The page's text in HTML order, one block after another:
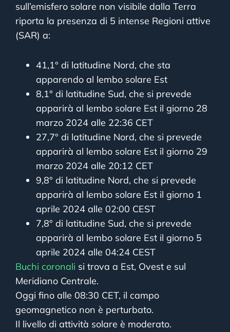
sull’emisfero solare non visibile dalla Terra
riporta la presenza di 5 intense Regioni attive
(SAR) a:
41,1° di latitudine Nord, che sta
apparendo al lembo solare Est
8,1° di latitudine Sud, che si prevede
apparirà al lembo solare Est il giorno 28
marzo 2024 alle 22:36 CET
27,7° di latitudine Nord, che si prevede
apparirà al lembo solare Est il giorno 29
marzo 2024 alle 20:12 CET
9,8° di latitudine Nord, che si prevede
apparirà al lembo solare Est il giorno 1
aprile 2024 alle 02:00 CEST
7,8° di latitudine Sud, che si prevede
apparirà al lembo solare Est il giorno 5
aprile 2024 alle 04:24 CEST
Buchi coronali si trova a Est, Ovest e sul
Meridiano Centrale.
Oggi fino alle 08:30 CET, il campo
geomagnetico non è perturbato.
Il livello di attività solare è moderato.